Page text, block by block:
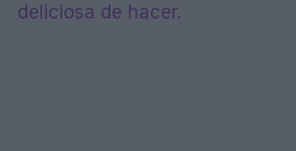
deliciosa de hacer.